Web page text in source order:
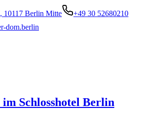
10117 Berlin Mitte
+49 30 52680210
dom.berlin
Schlosshotel Berlin